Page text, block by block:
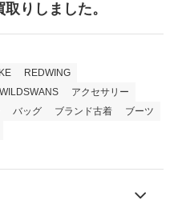
りしました。
REDWING
WILDSWANS
アクセサリー
バッグ ブランド古着
ブーツ